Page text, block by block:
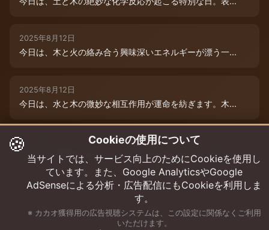
2025年8月12日
今日は、木と火の絡み合う興味深いエネルギーが漂う一...
2025年8月12日
今日は、水と木の微妙な相互作用が運命を紡ぎます。木...
2025年8月12日
今日は、情熱的な炎のエネルギーと柔軟な木のしなやか...
🍪 Cookieの使用について
当サイトでは、サービス向上のためにCookieを使用し
ています。また、Google AnalyticsやGoogle
AdSenseによる分析・広告配信にもCookieを利用しま
す。
※ カカオ獲得用の広告視聴システムは、この設定に関係なくご利用
いただけます。